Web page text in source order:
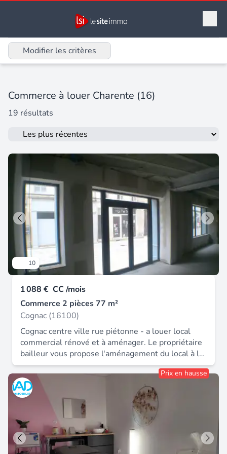
Modifier les critères
Commerce à louer Charente (16)
19 résultats
10
1 088 € CC /mois
Commerce 2 pièces 77 m²
Cognac (16100)
Cognac centre ville rue piétonne - a louer local
commercial rénové et à aménager. Le propriétaire
bailleur vous propose l'aménagement du local à la
demande sous condition de révision du montant
locatif. Belle emplacement au cœur du centre ville
et des rues piétonnes. Longueur de vitrine 7
mètres environ incluant la porte d'entrée.
Nombreux stationnements à quelques minutes du
local. Les honoraires d'agence sont à la charge du
locataire, soit 600,00€. Les informations sur les
risques auxquels ce bien est exposé sont
Prix en hausse